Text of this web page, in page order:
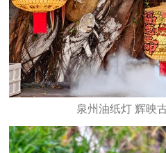
泉州油纸灯 辉映